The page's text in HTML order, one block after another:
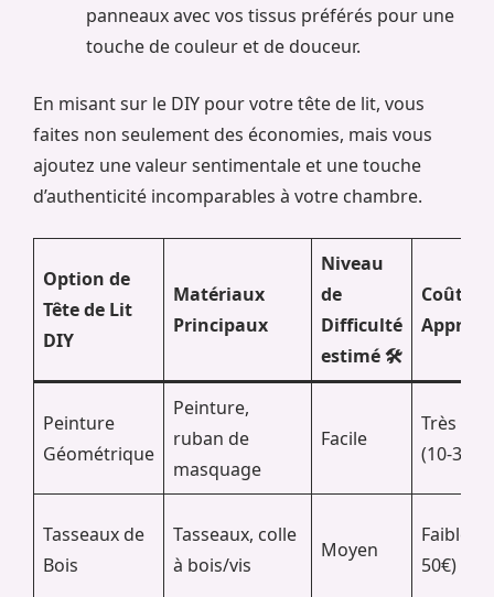
panneaux avec vos tissus préférés pour une
touche de couleur et de douceur.
En misant sur le DIY pour votre tête de lit, vous
faites non seulement des économies, mais vous
ajoutez une valeur sentimentale et une touche
d’authenticité incomparables à votre chambre.
Option de
Tête de Lit
DIY
Matériaux
Principaux
Niveau
de
Difficulté
estimé 🛠️
Coût
Peinture
Géométrique
Peinture,
ruban de
masquage
Facile
Très
(10-30€)
Tasseaux de
Bois
Tasseaux, colle
à bois/vis
Moyen
Faible
50€)